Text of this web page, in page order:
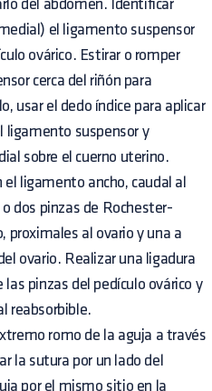
del abdomen. Identificar
el ligamento suspensor
ovárico. Estirar o romper
cerca del riñón para
usar el dedo índice para aplicar
ligamento suspensor y
sobre el cuerno uterino.
ligamento ancho, caudal al
o dos pinzas de Rochester-
proximales al ovario y una a
ovario. Realizar una ligadura
pinzas del pedículo ovárico y
reabsorbible.
romo de la aguja a través
la sutura por un lado del
por el mismo sitio en la